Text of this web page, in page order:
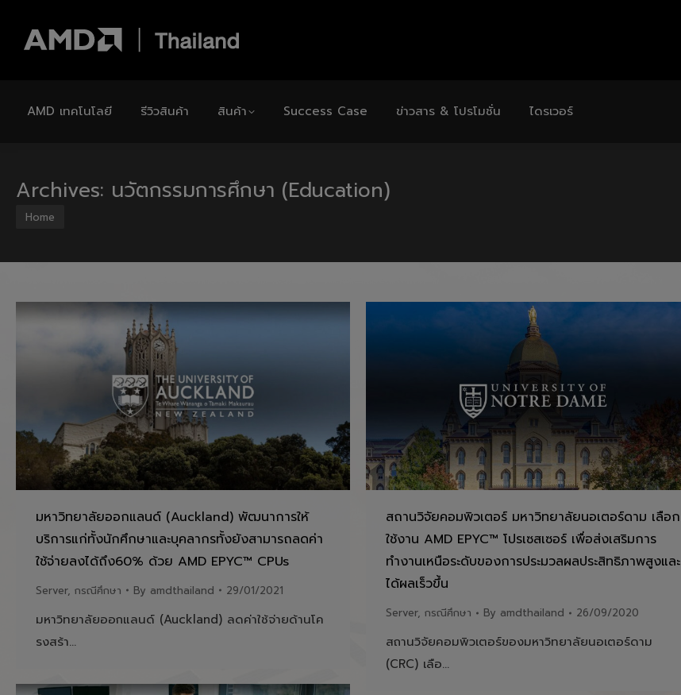
AMD เทคโนโลยี รีวิวสินค้า สินค้า Success Case ข่าวสาร & โปรโมชั่น ไดรเวอร์
Archives: นวัตกรรมการศึกษา (Education)
You are here:
Home
มหาวิทยาลัยออกแลนด์ (Auckland) พัฒนาการให้
บริการแก่ทั้งนักศึกษาและบุคลากรทั้งยังสามารถลดค่า
ใช้จ่ายลงได้ถึง60% ด้วย AMD EPYC™ CPUs
Server, กรณีศึกษา By amdthailand 29/01/2021
มหาวิทยาลัยออกแลนด์ (Auckland) ลดค่าใช้จ่ายด้านโค
รงสร้า…
สถานวิจัยคอมพิวเตอร์ มหาวิทยาลัยนอเตอร์ดาม เลือก
ใช้งาน AMD EPYC™ โปรเซสเซอร์ เพื่อส่งเสริมการ
ทำงานเหนือระดับของการประมวลผลประสิทธิภาพสูงและ
ได้ผลเร็วขึ้น
Server, กรณีศึกษา By amdthailand 26/09/2020
สถานวิจัยคอมพิวเตอร์ของมหาวิทยาลัยนอเตอร์ดาม
(CRC) เลือ…